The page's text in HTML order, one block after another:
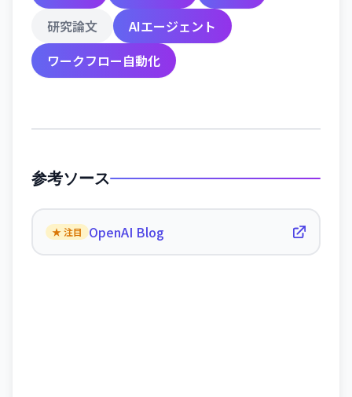
研究論文
AIエージェント
ワークフロー自動化
参考ソース
★ 注目 OpenAI Blog